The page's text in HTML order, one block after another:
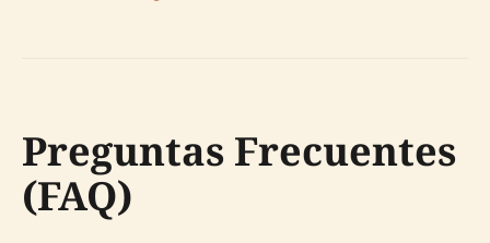
Preguntas Frecuentes
(FAQ)